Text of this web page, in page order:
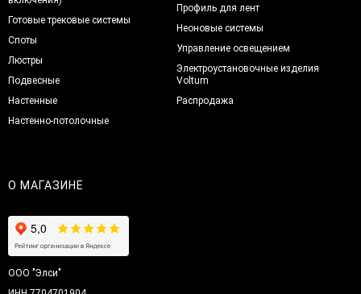
Готовые трековые системы
Споты
Люстры
Подвесные
Настенные
Настенно-потолочные
Профиль для лент
Неоновые системы
Управление освещением
Электроустановочные изделия
Voltum
Распродажа
О МАГАЗИНЕ
ООО "Элси"